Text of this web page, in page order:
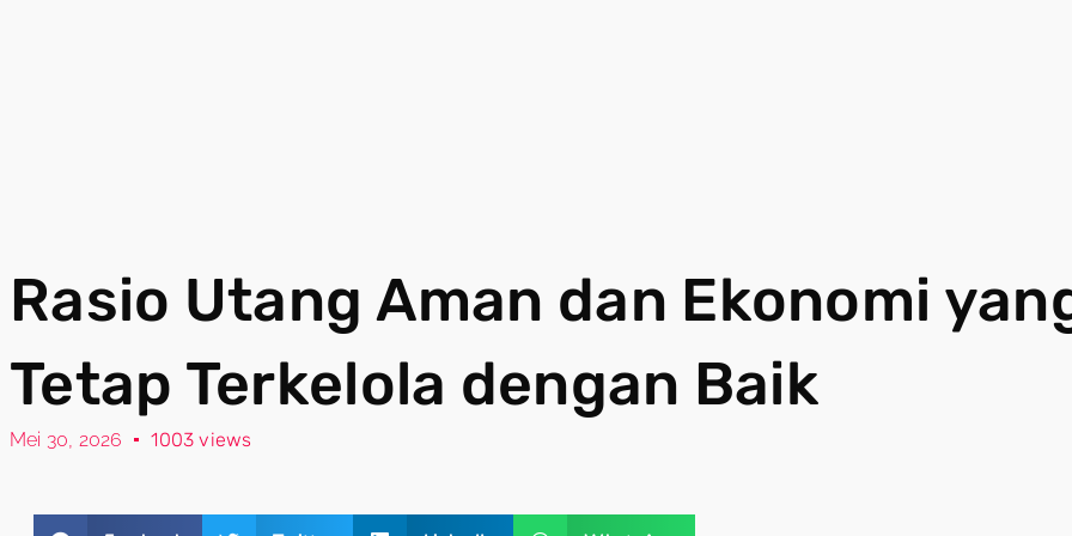
Rasio Utang Aman dan Ekonomi
Tetap Terkelola dengan Baik
Mei 30, 2026 1003 views